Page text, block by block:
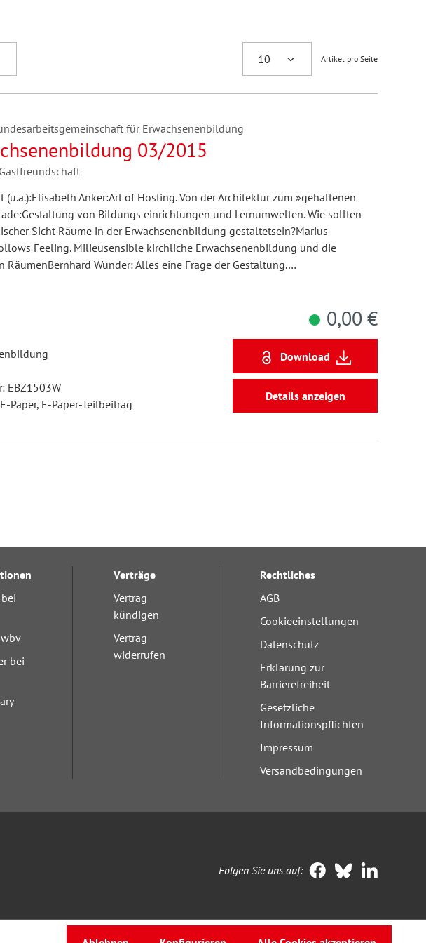
Artikel pro Seite
für Erwachsenenbildung
03/2015
(u.a.):Elisabeth Anker:Art of Hosting. Von der Architektur zum »gehaltenen
von Bildungs einrichtungen und Lernumwelten. Wie sollten
Sicht Räume in der Erwachsenenbildung gestaltetsein?Marius
Feeling. Milieusensible kirchliche Erwachsenenbildung und die
RäumenBernhard Wunder: Alles eine Frage der Gestaltung.…
EBZ1503W
Paper, E-Paper-Teilbeitrag
0,00 €
Download
Details anzeigen
bei
Verträge
Vertrag
kündigen
Vertrag
widerrufen
Rechtliches
AGB
Cookieeinstellungen
Datenschutz
Erklärung zur
Barrierefreiheit
Gesetzliche
Informationspflichten
Impressum
Versandbedingungen
Folgen Sie uns auf: